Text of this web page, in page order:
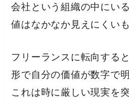
会社という組織の中にい
値はなかなか見えにくいも
フリーランスに転向する
形で自分の価値が数字で
これは時に厳しい現実を